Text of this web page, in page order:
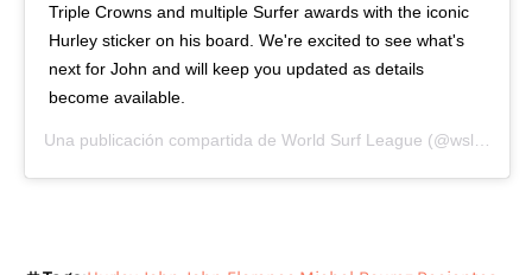
Triple Crowns and multiple Surfer awards with the iconic
Hurley sticker on his board. We're excited to see what's
next for John and will keep you updated as details
become available.
Una publicación compartida de World Surf League (@wsl) el